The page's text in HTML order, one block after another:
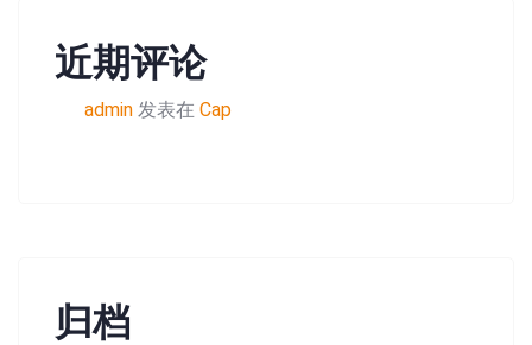
近期评论
admin 发表在 Cap
归档